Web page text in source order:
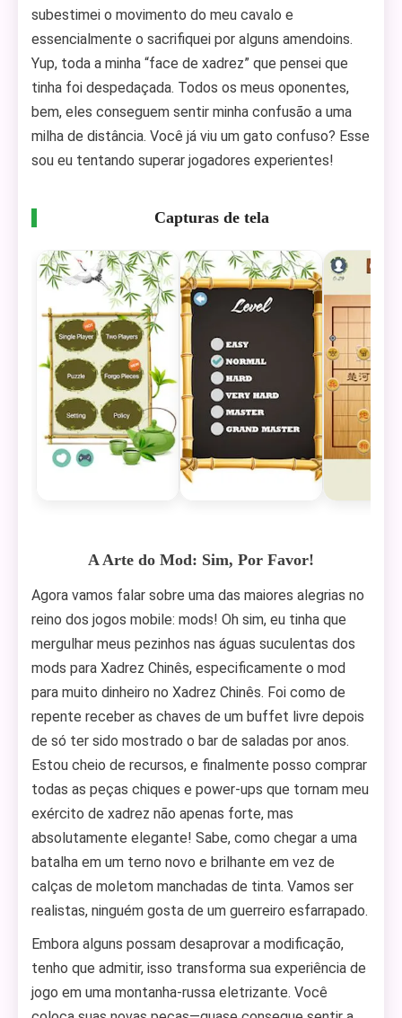
subestimei o movimento do meu cavalo e
essencialmente o sacrifiquei por alguns amendoins.
Yup, toda a minha “face de xadrez” que pensei que
tinha foi despedaçada. Todos os meus oponentes,
bem, eles conseguem sentir minha confusão a uma
milha de distância. Você já viu um gato confuso? Esse
sou eu tentando superar jogadores experientes!
Capturas de tela
A Arte do Mod: Sim, Por Favor!
Agora vamos falar sobre uma das maiores alegrias no
reino dos jogos mobile: mods! Oh sim, eu tinha que
mergulhar meus pezinhos nas águas suculentas dos
mods para Xadrez Chinês, especificamente o mod
para muito dinheiro no Xadrez Chinês. Foi como de
repente receber as chaves de um buffet livre depois
de só ter sido mostrado o bar de saladas por anos.
Estou cheio de recursos, e finalmente posso comprar
todas as peças chiques e power-ups que tornam meu
exército de xadrez não apenas forte, mas
absolutamente elegante! Sabe, como chegar a uma
batalha em um terno novo e brilhante em vez de
calças de moletom manchadas de tinta. Vamos ser
realistas, ninguém gosta de um guerreiro esfarrapado.
Embora alguns possam desaprovar a modificação,
tenho que admitir, isso transforma sua experiência de
jogo em uma montanha-russa eletrizante. Você